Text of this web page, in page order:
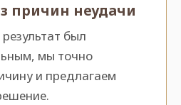
причин неудачи
был
мы точно
и предлагаем